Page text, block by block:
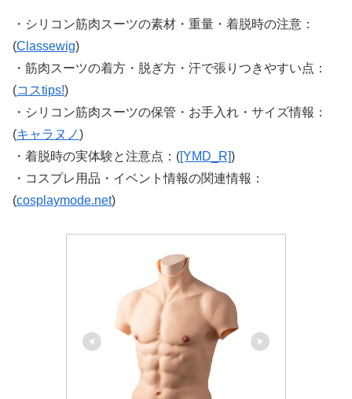
・シリコン筋肉スーツの素材・重量・着脱時の注意：
(Classewig)
・筋肉スーツの着方・脱ぎ方・汗で張りつきやすい点：
(コスtips!)
・シリコン筋肉スーツの保管・お手入れ・サイズ情報：
(キャラヌノ)
・着脱時の実体験と注意点：([YMD_R])
・コスプレ用品・イベント情報の関連情報：
(cosplaymode.net)